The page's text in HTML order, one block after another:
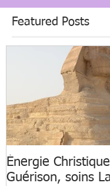
Featured Posts
Énergie
Guérison, soins